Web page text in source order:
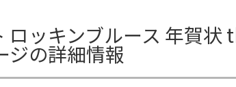
ロッキンブルース 年賀
ジの詳細情報